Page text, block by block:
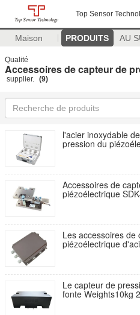
Top Sensor
Maison PRODUITS AU
Qualité
Accessoires de capteur de
supplier. (9)
l'acier inoxydable
pression du
Accessoires de
piézoélectrique
Les accessoires
piézoélectrique
imperméabilisent
Le capteur de
fonte Weights10kg